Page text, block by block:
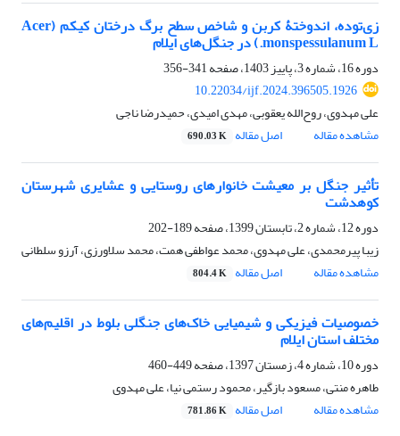
زی‌توده، اندوختۀ کربن و شاخص سطح برگ درختان کیکم (Acer
monspessulanum L.) در جنگل‌های ایلام
دوره 16، شماره 3، پاییز 1403، صفحه
341-356
10.22034/ijf.2024.396505.1926
علی مهدوی، روح‌الله یعقوبی، مهدی امیدی، حمیدرضا ناجی
مشاهده مقاله
اصل مقاله 690.03 K
تأثیر جنگل بر معیشت خانوارهای روستایی و عشایری شهرستان
کوهدشت
دوره 12، شماره 2، تابستان 1399، صفحه
189-202
زیبا پیرمحمدی، علی مهدوی، محمد عواطفی همت، محمد سلاورزی، آرزو سلطانی
مشاهده مقاله
اصل مقاله 804.4 K
خصوصیات فیزیکی و شیمیایی خاک‌های جنگلی بلوط در اقلیم‌های
مختلف استان ایلام
دوره 10، شماره 4، زمستان 1397، صفحه
449-460
طاهره منتی، مسعود بازگیر، محمود رستمی نیا، علی مهدوی
مشاهده مقاله
اصل مقاله 781.86 K